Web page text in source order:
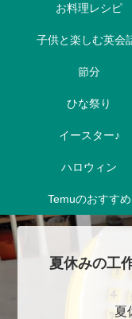
お料理レシピ
子供と楽しむ英会
節分
ひな祭り
イースター♪
ハロウィン
Temuのおすすめ
夏休みの工
夏